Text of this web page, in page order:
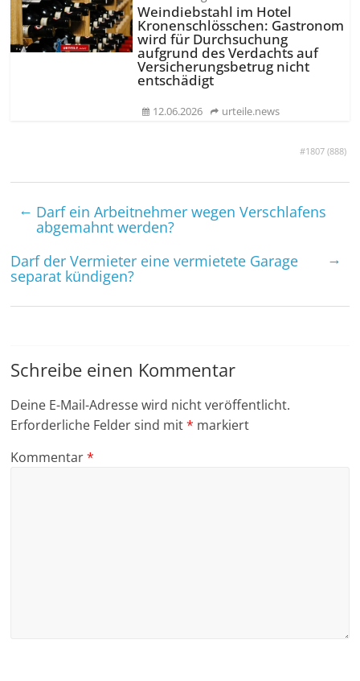
#1807 (888)
Weindiebstahl im Hotel
Kronenschlösschen: Gastronom
wird für Durchsuchung
aufgrund des Verdachts auf
Versicherungsbetrug nicht
entschädigt
12.06.2026 urteile.news
← Darf ein Arbeit­nehmer wegen Ver­schlafens
abgemahnt werden?
Darf der Vermieter eine vermietete Garage
separat kündigen?
→
Schreibe einen Kommentar
Deine E-Mail-Adresse wird nicht veröffentlicht.
Erforderliche Felder sind mit* markiert
Kommentar*